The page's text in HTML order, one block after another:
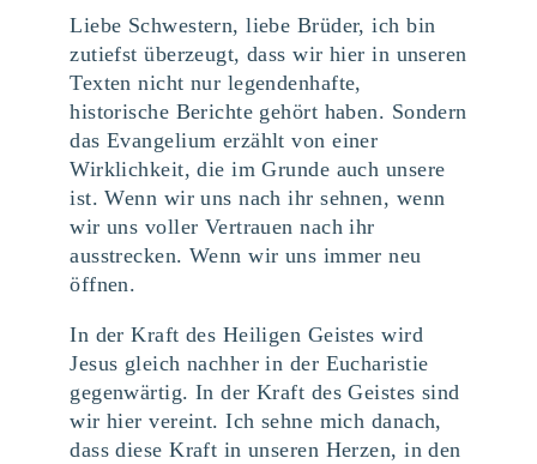
Liebe Schwestern, liebe Brüder, ich bin
zutiefst überzeugt, dass wir hier in unseren
Texten nicht nur legendenhafte,
historische Berichte gehört haben. Sondern
das Evangelium erzählt von einer
Wirklichkeit, die im Grunde auch unsere
ist. Wenn wir uns nach ihr sehnen, wenn
wir uns voller Vertrauen nach ihr
ausstrecken. Wenn wir uns immer neu
öffnen.
In der Kraft des Heiligen Geistes wird
Jesus gleich nachher in der Eucharistie
gegenwärtig. In der Kraft des Geistes sind
wir hier vereint. Ich sehne mich danach,
dass diese Kraft in unseren Herzen, in den